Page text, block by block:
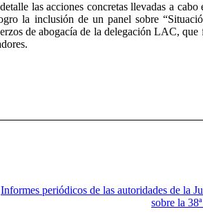
las acciones concretas llevadas a
la inclusión de un panel sobre
de abogacía de la delegación LAC,
Informes periódicos de las autoridades de la
sobre la